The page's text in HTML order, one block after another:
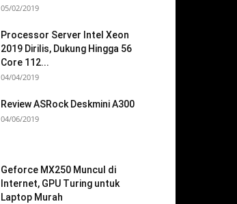
05/02/2019
Processor Server Intel Xeon
2019 Dirilis, Dukung Hingga 56
Core 112...
04/04/2019
Review ASRock Deskmini A300
04/06/2019
Geforce MX250 Muncul di
Internet, GPU Turing untuk
Laptop Murah